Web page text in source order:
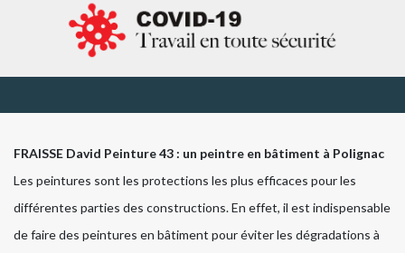
FRAISSE David Peinture 43 : un peintre en bâtiment à Polignac
Les peintures sont les protections les plus efficaces pour les
différentes parties des constructions. En effet, il est indispensable
de faire des peintures en bâtiment pour éviter les dégradations à